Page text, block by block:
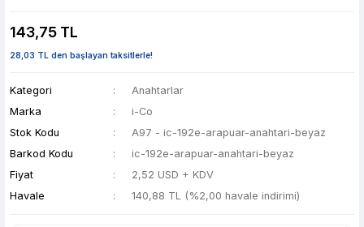
143,75 TL
28,03 TL den başlayan taksitlerle!
Kategori
Anahtarlar
Marka
i-Co
Stok Kodu
A97 - ic-192e-arapuar-anahtari-beyaz
Barkod Kodu
ic-192e-arapuar-anahtari-beyaz
Fiyat
2,52 USD + KDV
Havale
140,88 TL (%2,00 havale indirimi)